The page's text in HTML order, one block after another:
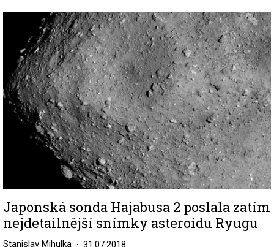
Japonská sonda Hajabusa 2 poslala zatím
nejdetailnější snímky asteroidu Ryugu
Stanislav Mihulka 31.07.2018